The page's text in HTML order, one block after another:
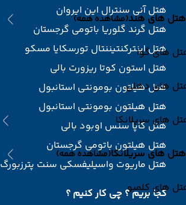
هتل های هند(مشاهده همه)
های گوا
های دهلی
های سریلانکا
هتل های سریلانکا(مشاهده همه)
های کلمبو
هتل آنی سنترال این ایروان
هتل گرند گلوریا باتومی گرجستان
هتل اینترکنتیننتال تورسکایا مسکو
هتل استون کوتا ریزورت بالی
هتل هیلتون بومونتی استانبول
هتل هیلتون بومونتی استانبول
هتل کاپا سنس اوبود بالی
هتل هیلتون باتومی گرجستان
هتل ماریوت واسیلیفسکی سنت پترزبورگ
کجا بریم ؟ چی کار کنیم ؟